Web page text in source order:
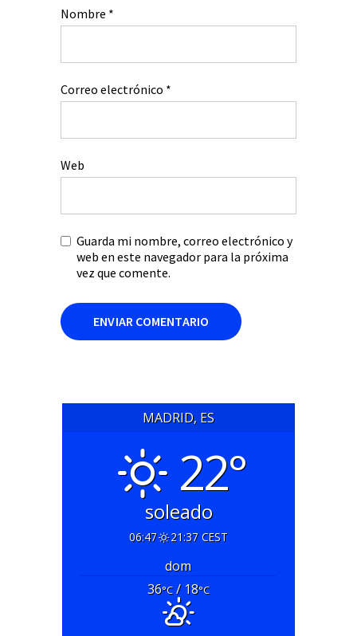
Nombre *
Correo electrónico *
Web
Guarda mi nombre, correo electrónico y
web en este navegador para la próxima
vez que comente.
MADRID, ES
22°
soleado
06:47 21:37 CEST
dom
36°C/ 18°C